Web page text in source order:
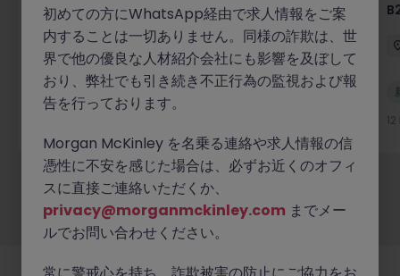
ージャー｜ハイブリッド勤務可
東京 有期雇用 業界水準による
新着
もっと見る
採用企業様新着求人最新トピックス当社について 法務 クッキーの設定
初めての方にWhatsApp経由で求人情報をご案
内することは一切ありません。同様の詐欺は、世
界で他の優良な人材紹介会社にも影響を及ぼして
おり、弊社でも引き続き不正行為の監視および報
告を行っております。
Morgan McKinley を名乗る連絡や求人情報の信
憑性に不安を感じた場合は、必ずお近くのオフィ
スに直接ご連絡いただくか、
privacy@morganmckinley.com までメー
ルでお問い合わせください。